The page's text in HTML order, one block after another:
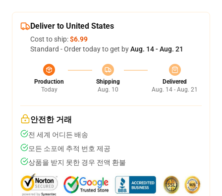
Deliver to United States
Cost to ship:$6.99
Standard - Order today to get byAug. 14 - Aug. 21
Production
Today
Shipping
Aug. 10
Delivered
Aug. 14 - Aug. 21
안전한 거래
전 세계 어디든 배송
모든 소포에 추적 번호 제공
상품을 받지 못한 경우 전액 환불